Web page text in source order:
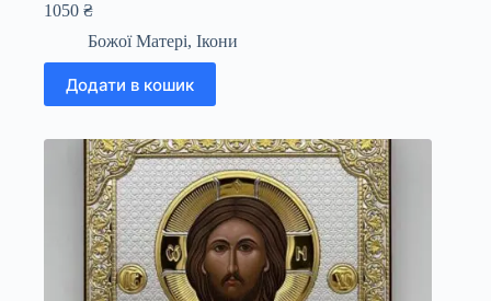
1050 ₴
Божої Матері, Ікони
Додати в кошик